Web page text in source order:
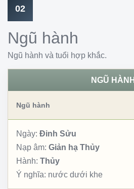
02
Ngũ hành
Ngũ hành và tuổi hợp khắc.
NGŨ HÀNH
Ngũ hành
Ngày: Đinh Sửu
Nạp âm: Giản hạ Thủy
Hành: Thủy
Ý nghĩa: nước dưới khe